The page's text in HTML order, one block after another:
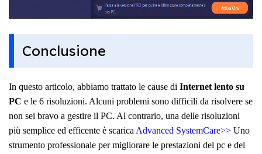
Conclusione
In questo articolo, abbiamo trattato le cause di Internet lento su
PC e le 6 risoluzioni. Alcuni problemi sono difficili da risolvere se
non sei bravo a gestire il PC. Al contrario, una delle risoluzioni
più semplice ed efficente è scarica Advanced SystemCare>> Uno
strumento professionale per migliorare le prestazioni del pc e del